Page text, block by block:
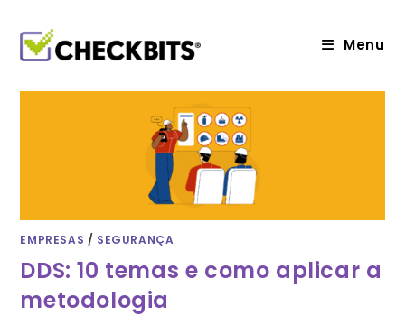
conteúdo
Menu
EMPRESAS / SEGURANÇA
DDS: 10 temas e como aplicar a
metodologia